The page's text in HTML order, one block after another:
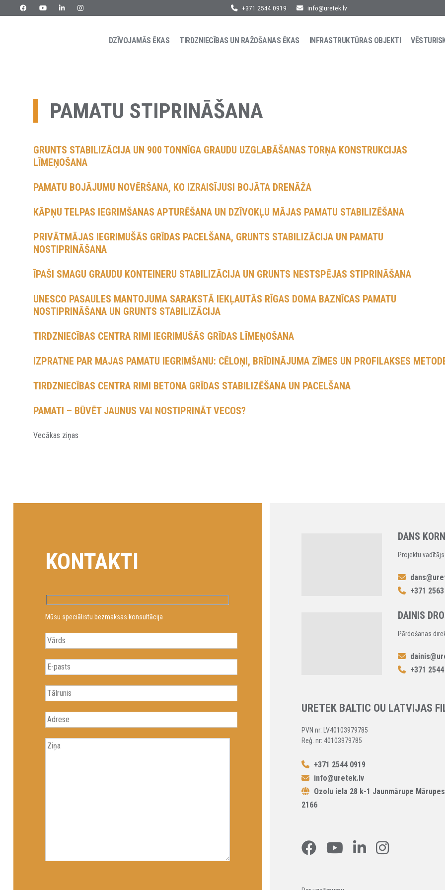
+371 2544 0919 info@uretek.lv
DZĪVOJAMĀS ĒKAS TIRDZNIECĪBAS UN RAŽOŠANAS ĒKAS INFRASTRUKTŪRAS OBJEKTI
PAMATU STIPRINĀŠANA
GRUNTS STABILIZĀCIJA UN 900 TONNĪGA GRAUDU UZGLABĀŠANAS TORŅA KONSTRUKCIJAS
LĪMEŅOŠANA
PAMATU BOJĀJUMU NOVĒRŠANA, KO IZRAISĪJUSI BOJĀTA DRENĀŽA
KĀPŅU TELPAS IEGRIMŠANAS APTURĒŠANA UN DZĪVOKĻU MĀJAS PAMATU STABILIZĒŠANA
PRIVĀTMĀJAS IEGRIMUŠĀS GRĪDAS PACELŠANA, GRUNTS STABILIZĀCIJA UN PAMATU
NOSTIPRINĀŠANA
ĪPAŠI SMAGU GRAUDU KONTEINERU STABILIZĀCIJA UN GRUNTS NESTSPĒJAS STIPRINĀŠANA
UNESCO PASAULES MANTOJUMA SARAKSTĀ IEKĻAUTĀS RĪGAS DOMA BAZNĪCAS PAMATU
NOSTIPRINĀŠANA UN GRUNTS STABILIZĀCIJA
TIRDZNIECĪBAS CENTRA RIMI IEGRIMUŠĀS GRĪDAS LĪMEŅOŠANA
IZPRATNE PAR MAJAS PAMATU IEGRIMŠANU: CĒLOŅI, BRĪDINĀJUMA ZĪMES UN PROFILAKSES
TIRDZNIECĪBAS CENTRA RIMI BETONA GRĪDAS STABILIZĒŠANA UN PACELŠANA
PAMATI – BŪVĒT JAUNUS VAI NOSTIPRINĀT VECOS?
ZIŅU
Vecākas ziņas
KONTAKTI
Mūsu speciālistu bezmaksas konsultācija
DANS
Projektu vadītājs
+371
DAINIS
Pārdošanas
+371
URETEK BALTIC OU LATVIJAS
PVN nr: LV40103979785
Reģ. nr: 40103979785
+371 2544 0919
info@uretek.lv
Ozolu iela 28 k-1 Jaunmārupe
2166